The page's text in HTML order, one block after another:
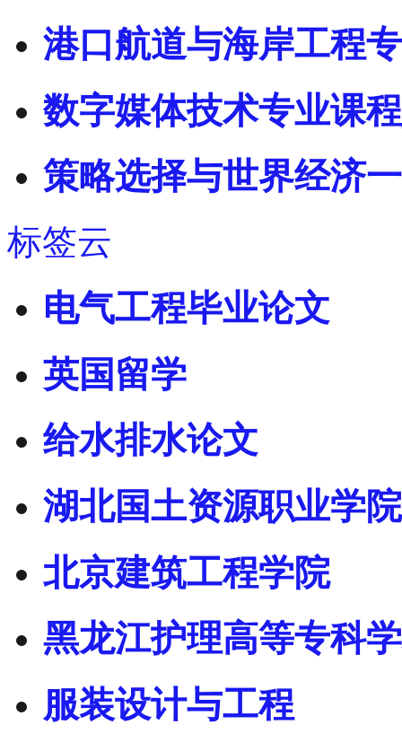
港口航道与海岸工程
数字媒体技术专业课
策略选择与世界经济
标签云
电气工程毕业论文
英国留学
给水排水论文
湖北国土资源职业学院
北京建筑工程学院
黑龙江护理高等专科
服装设计与工程